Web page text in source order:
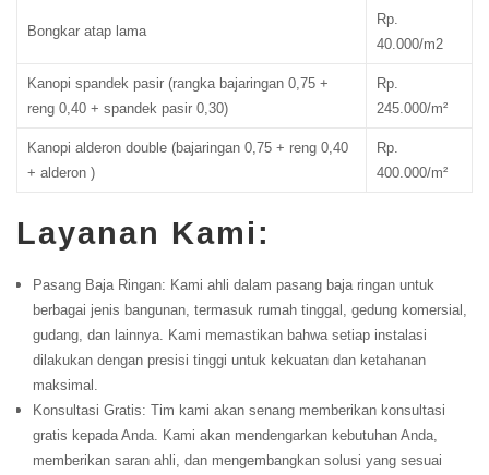
Bongkar atap lama
Rp.
40.000/m2
Kanopi spandek pasir (rangka bajaringan 0,75 +
reng 0,40 + spandek pasir 0,30)
Rp.
245.000/m²
Kanopi alderon double (bajaringan 0,75 + reng 0,40
+ alderon )
Rp.
400.000/m²
Layanan Kami:
Pasang Baja Ringan: Kami ahli dalam pasang baja ringan untuk
berbagai jenis bangunan, termasuk rumah tinggal, gedung komersial,
gudang, dan lainnya. Kami memastikan bahwa setiap instalasi
dilakukan dengan presisi tinggi untuk kekuatan dan ketahanan
maksimal.
Konsultasi Gratis: Tim kami akan senang memberikan konsultasi
gratis kepada Anda. Kami akan mendengarkan kebutuhan Anda,
memberikan saran ahli, dan mengembangkan solusi yang sesuai